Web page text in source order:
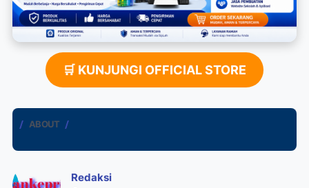
🛒 KUNJUNGI OFFICIAL STORE
ABOUT
Redaksi